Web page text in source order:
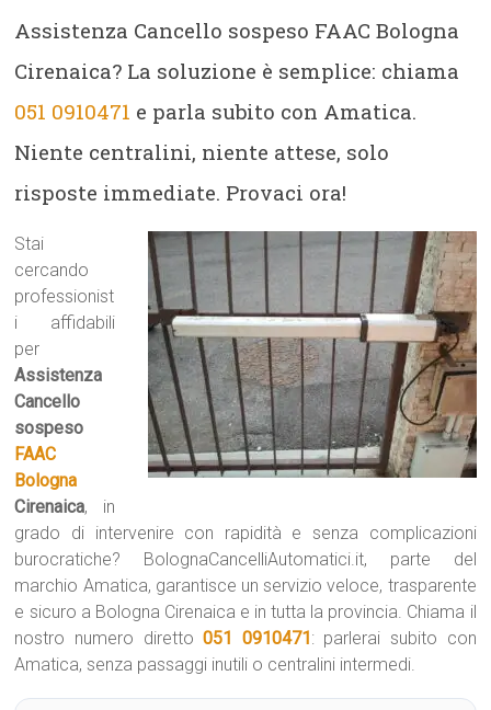
Assistenza Cancello sospeso FAAC Bologna
Cirenaica? La soluzione è semplice: chiama
051 0910471 e parla subito con Amatica.
Niente centralini, niente attese, solo
risposte immediate. Provaci ora!
Stai
cercando
professionist
i affidabili
per
Assistenza
Cancello
sospeso
FAAC
Bologna
Cirenaica, in
grado di intervenire con rapidità e senza complicazioni
burocratiche? BolognaCancelliAutomatici.it, parte del
marchio Amatica, garantisce un servizio veloce, trasparente
e sicuro a Bologna Cirenaica e in tutta la provincia. Chiama il
nostro numero diretto051 0910471: parlerai subito con
Amatica, senza passaggi inutili o centralini intermedi.